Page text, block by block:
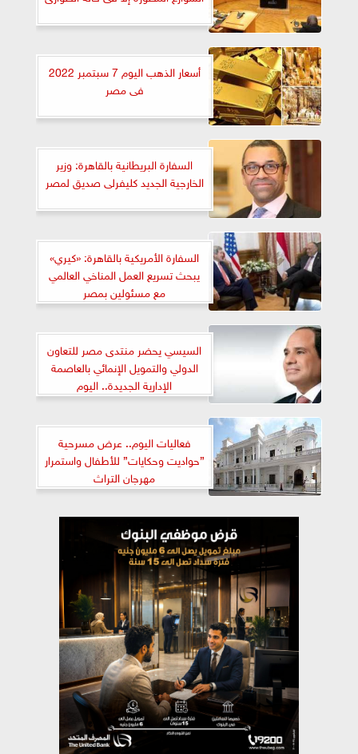
أسعار الذهب اليوم 7 سبتمبر 2022
فى مصر
السفارة البريطانية بالقاهرة: وزير
الخارجية الجديد كليفرلى صديق لمصر
السفارة الأمريكية بالقاهرة: «كيري»
يبحث تسريع العمل المناخي العالمي
مع مسئولين بمصر
السيسي يحضر منتدى مصر للتعاون
الدولي والتمويل الإنمائي بالعاصمة
الإدارية الجديدة.. اليوم
فعاليات اليوم.. عرض مسرحية
”حواديت وحكايات” للأطفال واستمرار
مهرجان التراث